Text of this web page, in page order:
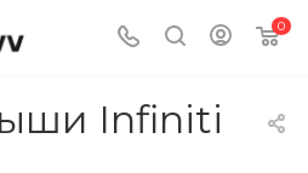
0
Infiniti